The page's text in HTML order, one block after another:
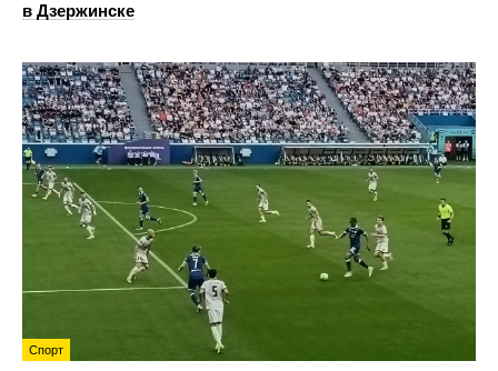
в Дзержинске
Спорт